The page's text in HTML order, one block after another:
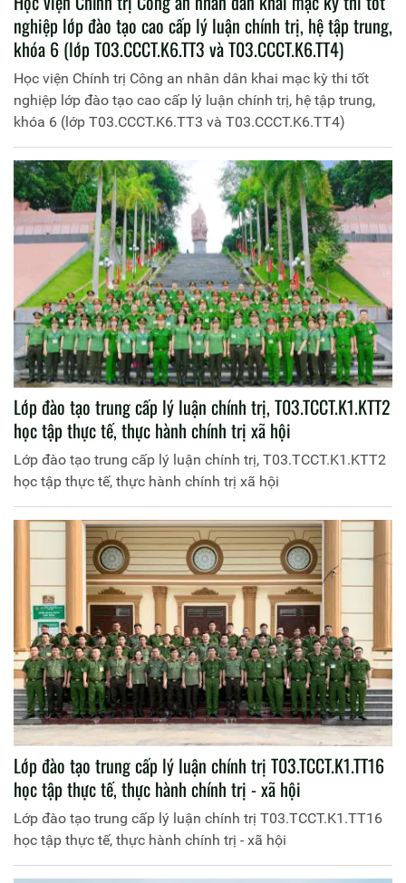
nghiệp lớp đào tạo cao cấp lý luận chính trị, hệ tập trung,
khóa 6 (lớp T03.CCCT.K6.TT3 và T03.CCCT.K6.TT4)
Học viện Chính trị Công an nhân dân khai mạc kỳ thi tốt
nghiệp lớp đào tạo cao cấp lý luận chính trị, hệ tập trung,
khóa 6 (lớp T03.CCCT.K6.TT3 và T03.CCCT.K6.TT4)
Lớp đào tạo trung cấp lý luận chính trị, T03.TCCT.K1.KTT2
học tập thực tế, thực hành chính trị xã hội
Lớp đào tạo trung cấp lý luận chính trị, T03.TCCT.K1.KTT2
học tập thực tế, thực hành chính trị xã hội
Lớp đào tạo trung cấp lý luận chính trị T03.TCCT.K1.TT16
học tập thực tế, thực hành chính trị - xã hội
Lớp đào tạo trung cấp lý luận chính trị T03.TCCT.K1.TT16
học tập thực tế, thực hành chính trị - xã hội